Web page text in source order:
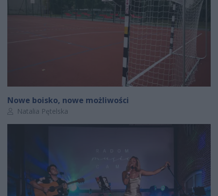
Nowe boisko, nowe możliwości
Autor artykułu:
Natalia Pętelska